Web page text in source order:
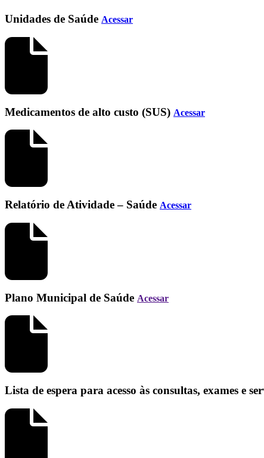
Unidades de Saúde Acessar
Medicamentos de alto custo (SUS) Acessar
Relatório de Atividade – Saúde Acessar
Plano Municipal de Saúde Acessar
Lista de espera para acesso às consultas, exames e